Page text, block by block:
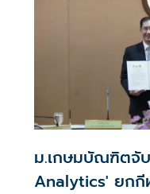
ม.เกษมบัณฑิตจั
Analytics' ยกกี